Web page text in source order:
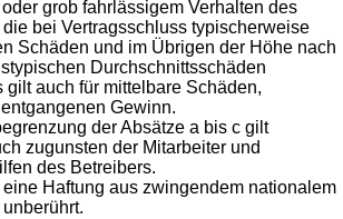
grob fahrlässigem Verhalten des
die bei Vertragsschluss typischerweise
Schäden und im Übrigen der Höhe nach
Durchschnittsschäden
gilt auch für mittelbare Schäden,
Gewinn.
der Absätze a bis c gilt
zugunsten der Mitarbeiter und
des Betreibers.
Haftung aus zwingendem nationalem